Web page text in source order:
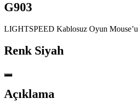
G903
LIGHTSPEED Kablosuz Oyun Mouse’u
Renk Siyah
Açıklama